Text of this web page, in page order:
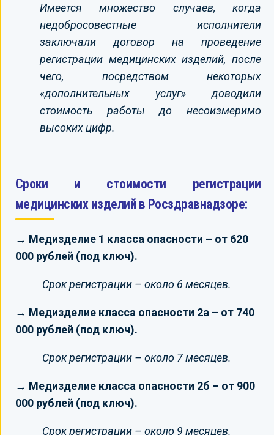
Имеется множество случаев, когда
недобросовестные исполнители
заключали договор на проведение
регистрации медицинских изделий, после
чего, посредством некоторых
«дополнительных услуг» доводили
стоимость работы до несоизмеримо
высоких цифр.
Сроки и стоимости регистрации
медицинских изделий в Росздравнадзоре:
→ Медизделие 1 класса опасности – от 620
000 рублей (под ключ).
Срок регистрации – около 6 месяцев.
→ Медизделие класса опасности 2а – от 740
000 рублей (под ключ).
Срок регистрации – около 7 месяцев.
→ Медизделие класса опасности 2б – от 900
000 рублей (под ключ).
Срок регистрации – около 9 месяцев.